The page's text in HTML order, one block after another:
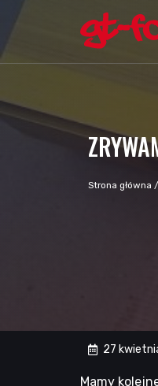
Strona główna /
27
Mamy